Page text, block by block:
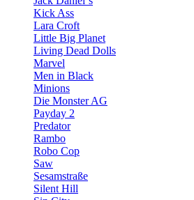
Kick Ass
Lara Croft
Little Big Planet
Living Dead Dolls
Marvel
Men in Black
Minions
Die Monster AG
Payday 2
Predator
Rambo
Robo Cop
Saw
Sesamstraße
Silent Hill